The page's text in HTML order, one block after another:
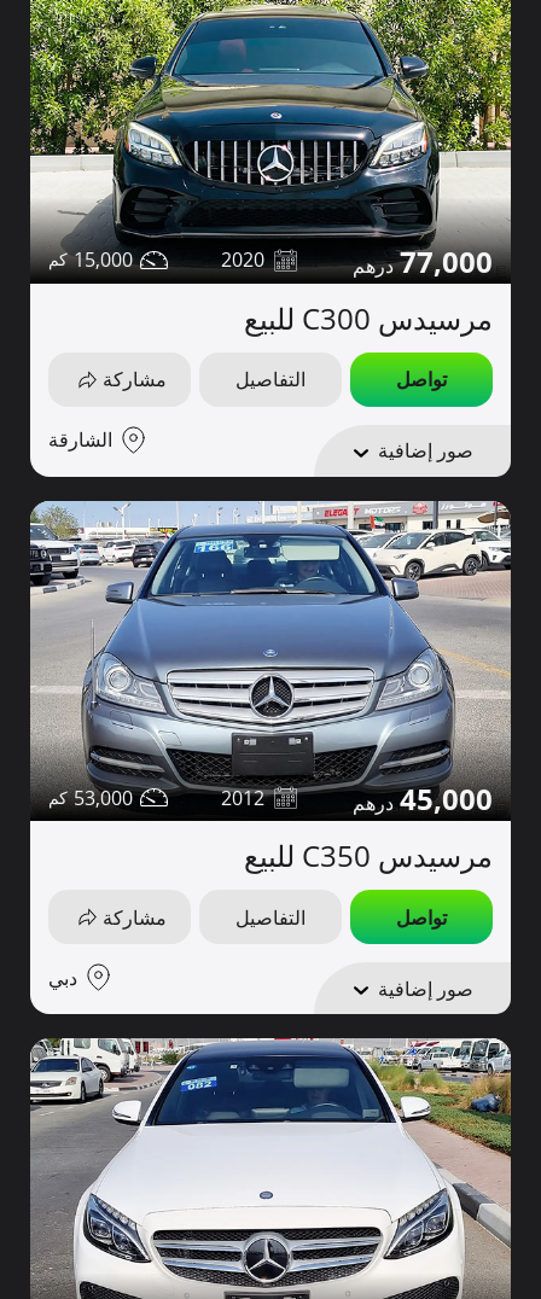
77,000
2020
15,000
مرسيدس C300 للبيع
تواصل التفاصيل مشاركة
صور إضافية الشارقة
45,000
2012
53,000
مرسيدس C350 للبيع
تواصل التفاصيل مشاركة
صور إضافية دبي